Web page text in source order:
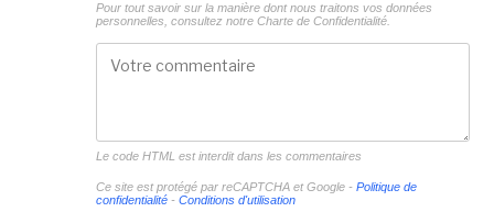
Pour tout savoir sur la manière dont nous traitons vos données
personnelles, consultez notre Charte de Confidentialité.
Le code HTML est interdit dans les commentaires
Ce site est protégé par reCAPTCHA et Google - Politique de
confidentialité- Conditions d'utilisation